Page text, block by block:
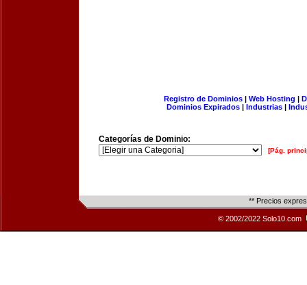
Registro de Dominios| Web Hosting |
Dominios Expirados | Industrias |
Categorías de Dominio:
[Pág.
** Precios
© 2002/2022 Solo10.com